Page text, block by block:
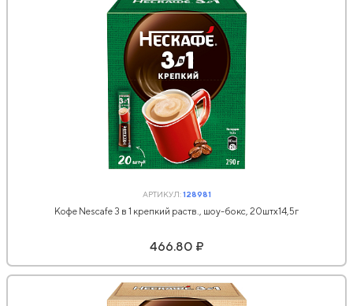
АРТИКУЛ:128981
Кофе Nescafe 3 в 1 крепкий раств., шоу-бокс, 20штx14,5г
466.80 ₽